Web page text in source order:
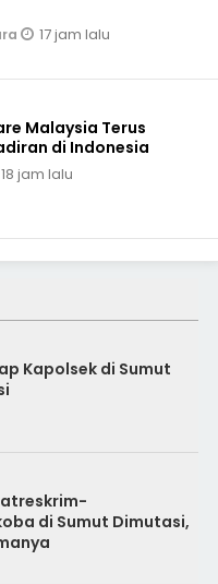
17 jam lalu
Malaysia Terus
di Indonesia
18 jam lalu
Kapolsek di Sumut
di Sumut Dimutasi,